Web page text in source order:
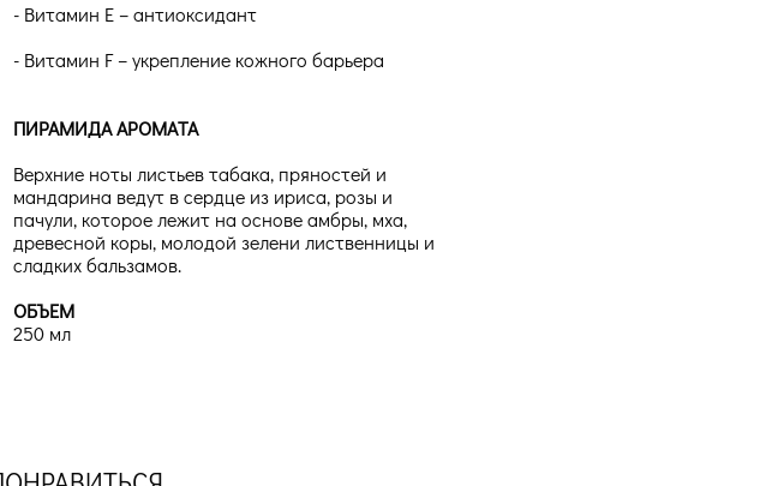
- Витамин Е – антиоксидант
- Витамин F – укрепление кожного барьера
ПИРАМИДА АРОМАТА
Верхние ноты листьев табака, пряностей и
мандарина ведут в сердце из ириса, розы и
пачули, которое лежит на основе амбры, мха,
древесной коры, молодой зелени лиственницы и
сладких бальзамов.
ОБЪЕМ
250 мл